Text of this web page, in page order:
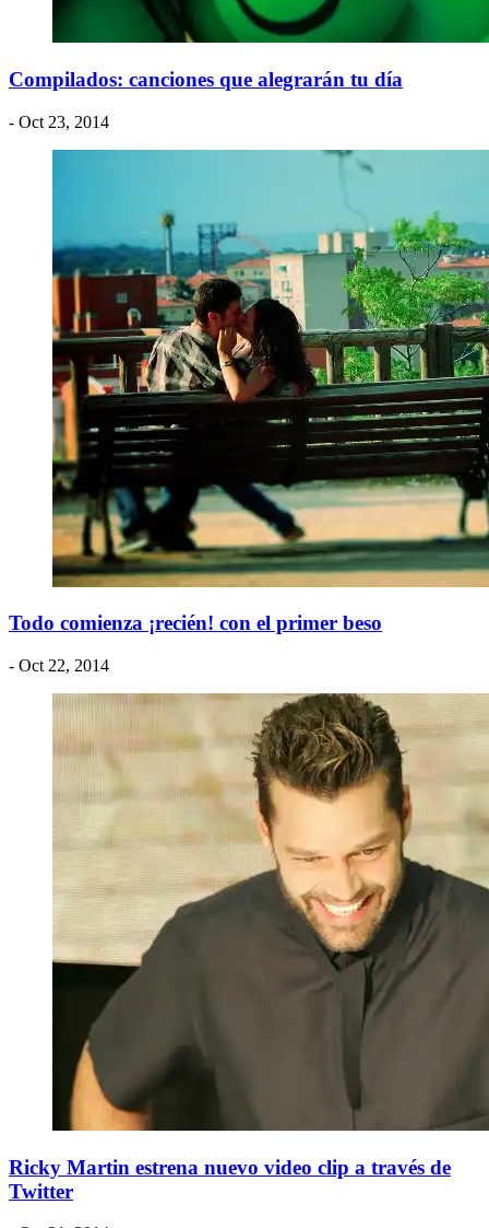
Compilados: canciones que alegrarán tu día
- Oct 23, 2014
Todo comienza ¡recién! con el primer beso
- Oct 22, 2014
Ricky Martin estrena nuevo video clip a través de
Twitter